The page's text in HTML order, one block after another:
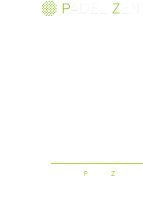
P Z